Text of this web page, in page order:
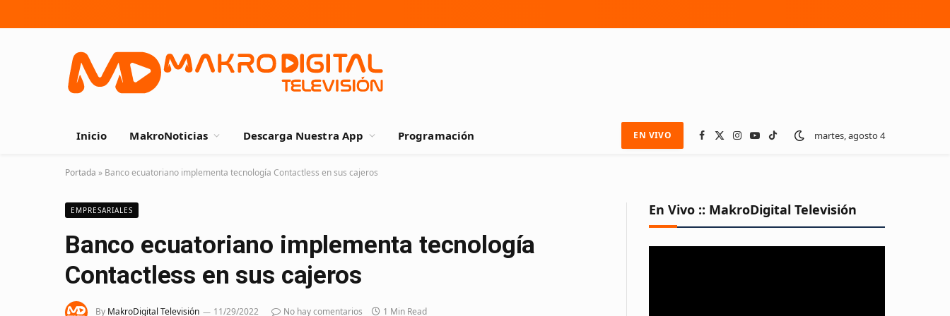
Inicio MakroNoticias Descarga Nuestra App Programación EN VIVO Facebook
X
Instagram
YouTube
TikTok martes, agosto 4
Portada » Banco ecuatoriano implementa tecnología Contactless en sus cajeros
EMPRESARIALES
Banco ecuatoriano implementa tecnología
Contactless en sus cajeros
By MakroDigital Televisión 11/29/2022 No hay comentarios 1 Min Read
En Vivo :: MakroDigital Televisión